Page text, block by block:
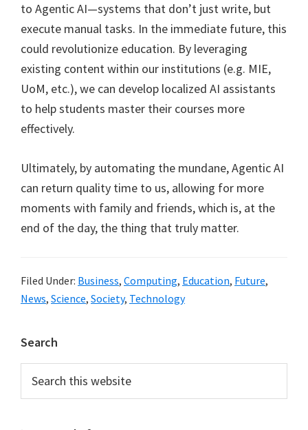
to Agentic AI—systems that don’t just write, but
execute manual tasks. In the immediate future, this
could revolutionize education. By leveraging
existing content within our institutions (e.g. MIE,
UoM, etc.), we can develop localized AI assistants
to help students master their courses more
effectively.
Ultimately, by automating the mundane, Agentic AI
can return quality time to us, allowing for more
moments with family and friends, which is, at the
end of the day, the thing that truly matter.
Filed Under: Business, Computing, Education, Future,
News, Science, Society, Technology
Primary
Sidebar
Search
this